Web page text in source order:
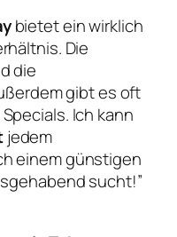
bietet ein wirklich
Die
die
gibt es oft
Ich kann
jedem
einem günstigen
sucht!”